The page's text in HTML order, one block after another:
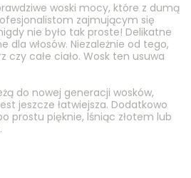
woski mocy, które z dumą
zajmującym się
nie było tak proste! Delikatne
dla włosów. Niezależnie od tego,
czy całe ciało. Wosk ten usuwa
do nowej generacji wosków,
jeszcze łatwiejsza. Dodatkowo
prostu pięknie, lśniąc złotem lub